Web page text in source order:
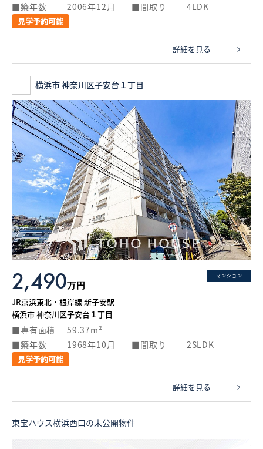
築年数
2006年12月 間取り 4LDK
見学予約可能
詳細を見る
横浜市 神奈川区子安台１丁目
マンション
2,490万円
JR京浜東北・根岸線 新子安駅
横浜市 神奈川区子安台１丁目
専有面積
59.37m²
築年数
1968年10月 間取り 2SLDK
見学予約可能
詳細を見る
東宝ハウス横浜西口の未公開物件